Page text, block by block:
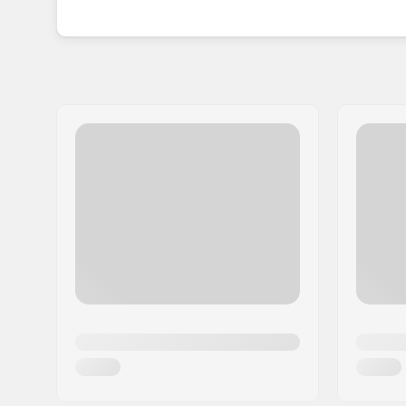
upgraden en je rolervaring te verbeteren.